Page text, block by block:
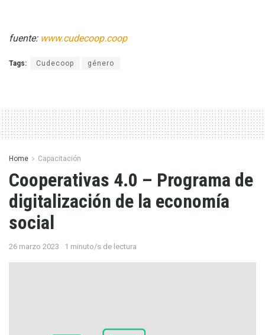
fuente: www.cudecoop.coop
Tags: Cudecoop género
Home Capacitación
Cooperativas 4.0 – Programa de
digitalización de la economía
social
26 marzo 2023 1 minuto/s de lectura